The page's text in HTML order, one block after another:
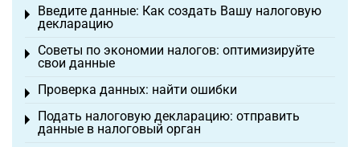
Введите данные: Как создать Вашу налоговую
декларацию
Toggle menu
Советы по экономии налогов: оптимизируйте
свои данные
Toggle menu
Проверка данных: найти ошибки
Toggle menu
Подать налоговую декларацию: отправить
данные в налоговый орган
Toggle menu